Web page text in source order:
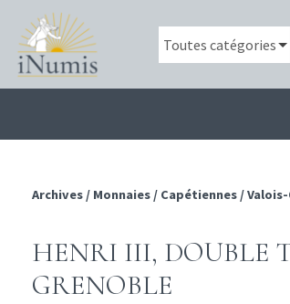
Archives / Monnaies / Capétiennes /
HENRI III, DOUBLE
GRENOBLE